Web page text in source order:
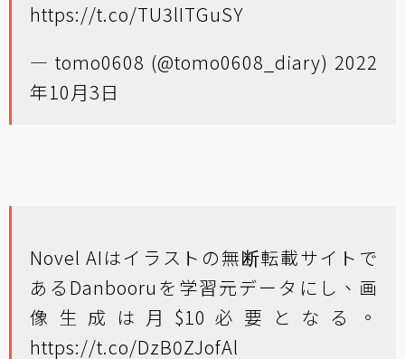
https://t.co/TU3lITGuSY
— tomo0608 (@tomo0608_diary) 2022
年10月3日
Novel AIはイラストの無断転載サイトで
あるDanbooruを学習元データにし、画
像生成は月$10必要となる。
https://t.co/DzB0ZJofAl